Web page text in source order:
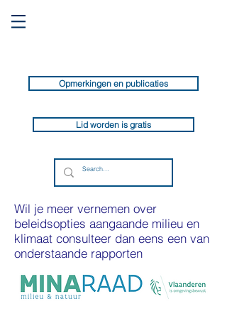
Opmerkingen en publicaties
Lid worden is gratis
Wil je meer vernemen over
beleidsopties aangaande milieu en
klimaat consulteer dan eens een van
onderstaande rapporten